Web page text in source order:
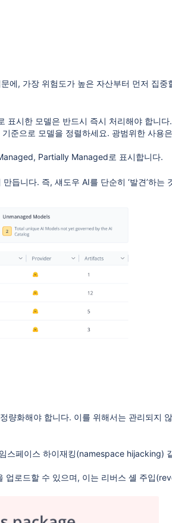
에, 가장 위험도가 높은 자산부터 먼저 집중
표시한 모델은 반드시 즉시 처리해야 합니
준으로 모델을 정렬하세요. 광범위한 사용
Partially Managed로 표시합니다.
듭니다. 즉, 섀도우 AI를 단순히 ‘발견’하는
량화해야 합니다. 이를 위해서는 관리되지
페이스 하이재킹(namespace hijacking)
로드할 수 있으며, 이는 리버스 셸 주입